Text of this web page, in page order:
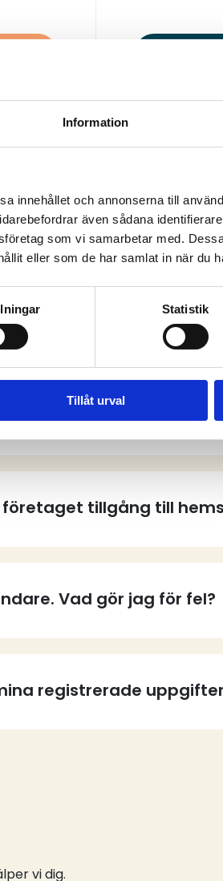
Information
innehållet och annonserna till
även sådana
som vi samarbetar med.
eller som de har samlat in när du
Statistik
Tillåt urval
frågor och
på hemsidan?
tillgång till
Vad gör jag för fel?
registrerade uppgifter
vi dig.